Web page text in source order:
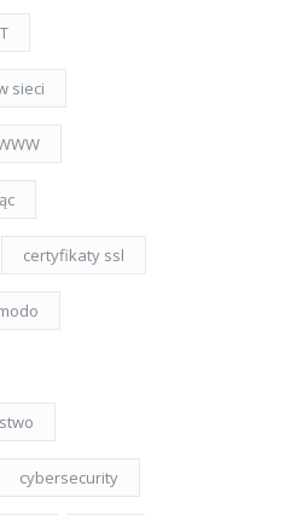
sieci
certyfikaty ssl
cybersecurity